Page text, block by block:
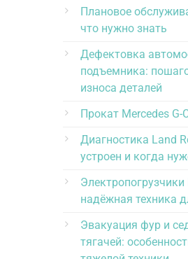
Плановое
что нужно знать
Дефектовка
подъемника:
износа деталей
Прокат Mercedes
Диагностика Land
устроен и когда
Электропогрузчики
надёжная техника
Эвакуация фур и
тягачей: